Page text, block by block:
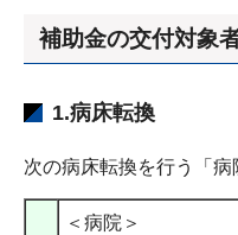
補助金の交付対象
1.病床転換
次の病床転換を行う「病
＜病院＞